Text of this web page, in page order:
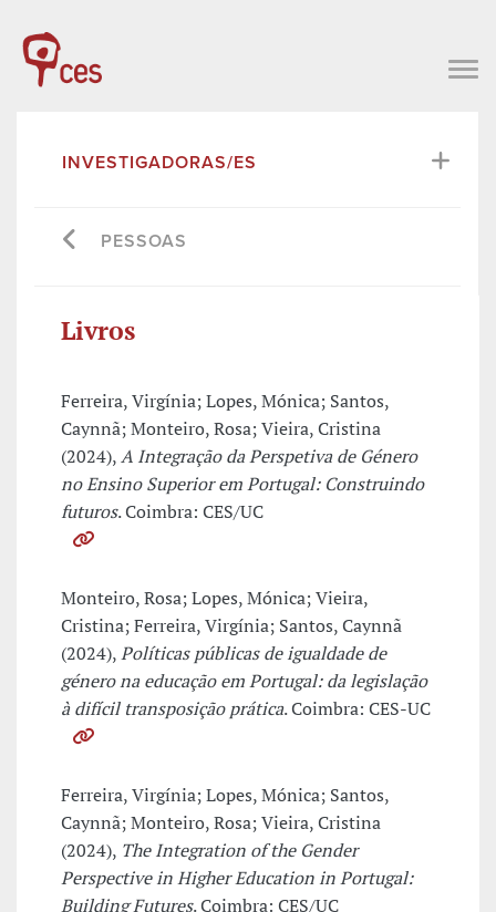
INVESTIGADORAS/ES
PESSOAS
Livros
Ferreira, Virgínia; Lopes, Mónica; Santos,
Caynnã; Monteiro, Rosa; Vieira, Cristina
(2024),A Integração da Perspetiva de Género
no Ensino Superior em Portugal: Construindo
futuros. Coimbra: CES/UC
Monteiro, Rosa; Lopes, Mónica; Vieira,
Cristina; Ferreira, Virgínia; Santos, Caynnã
(2024),Políticas públicas de igualdade de
género na educação em Portugal: da legislação
à difícil transposição prática. Coimbra: CES-UC
Ferreira, Virgínia; Lopes, Mónica; Santos,
Caynnã; Monteiro, Rosa; Vieira, Cristina
(2024), The Integration of the Gender
Perspective in Higher Education in Portugal:
Building Futures. Coimbra: CES/UC